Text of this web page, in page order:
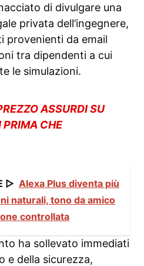
di divulgare una
privata dell’ingegnere,
provenienti da email
tra dipendenti a cui
le simulazioni.
ASSURDI SU
PRIMA CHE
▷ Alexa Plus diventa più
naturali, tono da amico
controllata
ha sollevato immediati
e della sicurezza,